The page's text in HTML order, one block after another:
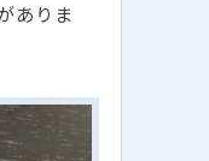
ありま